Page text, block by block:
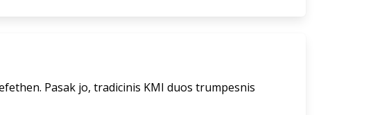
Pasak jo, tradicinis KMI duos trumpesnis